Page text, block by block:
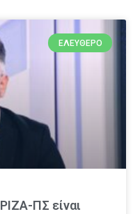
ΕΛΕΎΘΕΡΟ
ΠΣ είναι